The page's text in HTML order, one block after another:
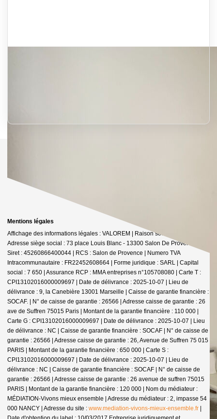
Mentions légales
Affichage des informations légales : VALOREM | Raison sociale : VALOREM |
Adresse siège social : 73 place Louis Blanc - 13300 Salon De Provence |
Siret : 45260866400044 | RCS : Salon de Provence | Numero TVA
Intracommunautaire : FR22452608664 | Forme juridique : SARL | Capital
social : 7 650 | Assurance RCP : MMA entreprises n°105708080 | Carte T :
CPI13102016000009697 | Date de délivrance : 2025-10-07 | Lieu de
délivrance : 9, la Canebière 13001 Marseille | Caisse de garantie financière :
SOCAF. | N° de caisse de garantie : 26566 | Adresse caisse de garantie : 26
ave de Suffren 75015 Paris | Montant de la garantie financière : 110 000 |
Carte G : CPI13102016000009697 | Date de délivrance : 2025-10-07 | Lieu
de délivrance : NC | Caisse de garantie financière : SOCAF | N° de caisse de
garantie : 26566 | Adresse caisse de garantie : 26, Avenue de Suffren 75 015
PARIS | Montant de la garantie financière : 650 000 | Carte S :
CPI13102016000009697 | Date de délivrance : 2025-10-07 | Lieu de
délivrance : NC | Caisse de garantie financière : SOCAF | N° de caisse de
garantie : 26566 | Adresse caisse de garantie : 26 avenue de suffren 75015
PARIS | Montant de la garantie financière : 120 000 | Nom du médiateur :
MÉDIATION-Vivons mieux ensemble | Adresse du médiateur : 2, impasse 54
000 NANCY | Adresse du site : www.mediation-vivons-mieux-ensemble.fr |